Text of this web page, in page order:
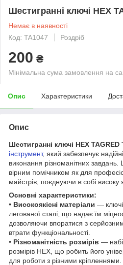
Шестигранні ключі HEX
Немає в наявності
Код: TA1047
Роздріб
200 ₴
Мінімальна сума замовлення на
Опис Характеристики
Опис
Шестигранні ключі HEX TAGRED
інструмент, який забезпечує
виконання різноманітних завдань.
вірним помічником як для
майстрів, поєднуючи в собі високу
Основні характеристики:
• Високоякісні матеріали — ключі
легованої сталі, що надає їм
дозволяючи впоратися з
втрати функціональності.
• Різноманітність розмірів —
розмірів HEX, що робить його
для роботи з різними кріпленнями.